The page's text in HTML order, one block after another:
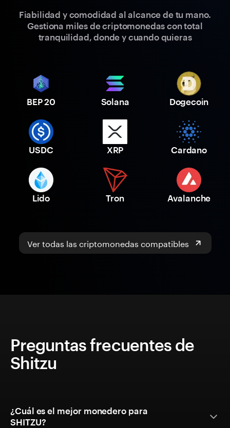
Fiabilidad y comodidad al alcance de tu mano.
Gestiona miles de criptomonedas con total
tranquilidad, donde y cuando quieras
BEP 20 Solana Dogecoin
USDC XRP Cardano
Lido Tron Avalanche
Ver todas las criptomonedas compatibles
Preguntas frecuentes de
Shitzu
¿Cuál es el mejor monedero para
SHITZU?